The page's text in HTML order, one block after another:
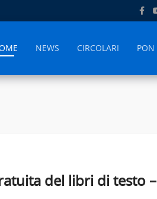
NEWS CIRCOLARI PON
del libri di testo –